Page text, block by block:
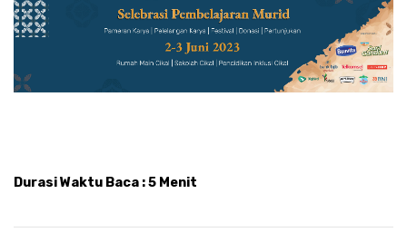
Durasi Waktu Baca : 5 Menit